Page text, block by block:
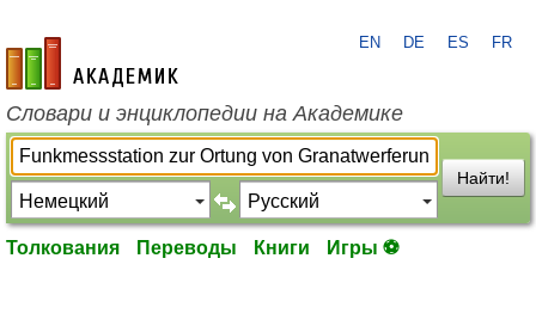
academic.ru
EN DE ES FR
Словари и энциклопедии на Академике
Найти!
Толкования Переводы Книги Игры ⚽